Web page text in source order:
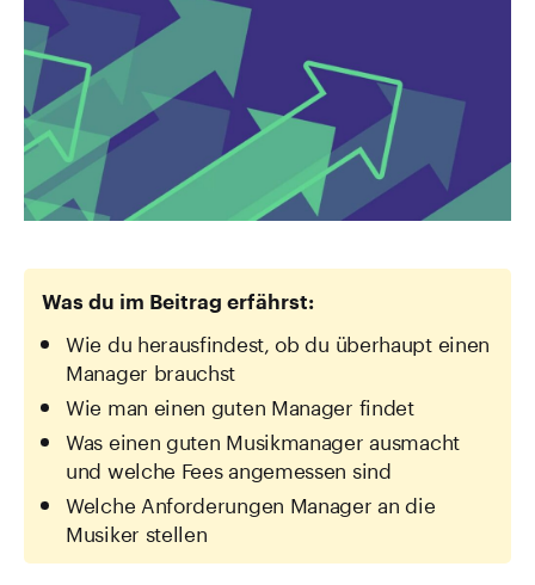
Was du im Beitrag erfährst:
Wie du herausfindest, ob du überhaupt einen
Manager brauchst
Wie man einen guten Manager findet
Was einen guten Musikmanager ausmacht
und welche Fees angemessen sind
Welche Anforderungen Manager an die
Musiker stellen